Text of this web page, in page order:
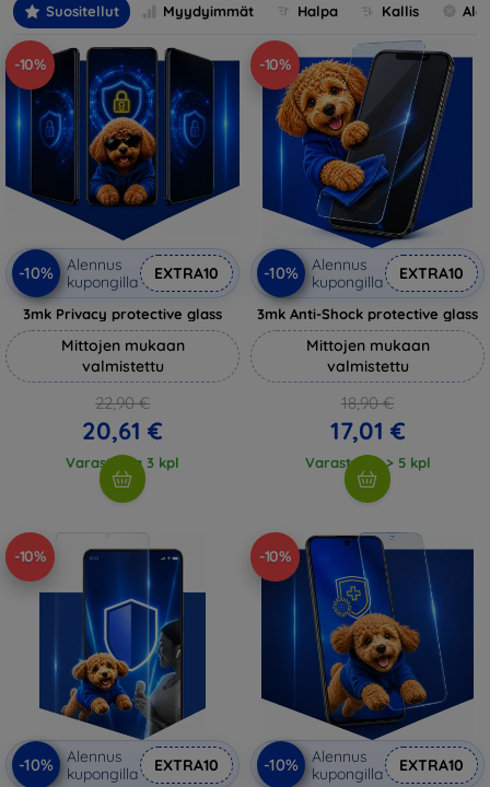
Suositellut Myydyimmät Halpa Kallis
-10%
-10%
Alennus
kupongilla
EXTRA10
3mk Privacy protective glass
Mittojen mukaan
valmistettu
22,90 €
20,61 €
Varastossa 3 kpl
-10%
-10%
Alennus
kupongilla
EXTRA10
3mk Anti-Shock protective glass
Mittojen mukaan
valmistettu
18,90 €
17,01 €
Varastossa > 5 kpl
-10%
-10%
Alennus
kupongilla
EXTRA10
-10%
-10%
Alennus
kupongilla
EXTRA10